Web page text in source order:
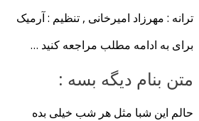
ترانه : مهرزاد امیرخانی , تنظیم : آرمیک
برای به ادامه مطلب مراجعه کنید …
متن بنام دیگه بسه :
حالم این شبا مثل هر شب خیلی بده